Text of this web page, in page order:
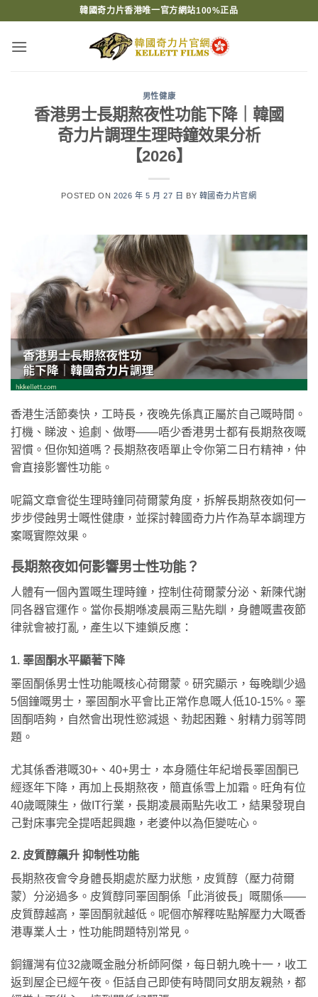
content
韓國奇力片香港唯一官方網站100%正品
男性健康
香港男士長期熬夜性功能下降｜韓國
奇力片調理生理時鐘效果分析
【2026】
POSTED ON2026 年 5 月 27 日 BY 韓國奇力片官網
香港生活節奏快，工時長，夜晚先係真正屬於自己嘅時間。
打機、睇波、追劇、做嘢——唔少香港男士都有長期熬夜嘅
習慣。但你知道嗎？長期熬夜唔單止令你第二日冇精神，仲
會直接影響性功能。
呢篇文章會從生理時鐘同荷爾蒙角度，拆解長期熬夜如何一
步步侵蝕男士嘅性健康，並探討韓國奇力片作為草本調理方
案嘅實際效果。
長期熬夜如何影響男士性功能？
人體有一個內置嘅生理時鐘，控制住荷爾蒙分泌、新陳代謝
同各器官運作。當你長期喺凌晨兩三點先瞓，身體嘅晝夜節
律就會被打亂，產生以下連鎖反應：
1. 睪固酮水平顯著下降
睪固酮係男士性功能嘅核心荷爾蒙。研究顯示，每晚瞓少過
5個鐘嘅男士，睪固酮水平會比正常作息嘅人低10-15%。睪
固酮唔夠，自然會出現性慾減退、勃起困難、射精力弱等問
題。
尤其係香港嘅30+、40+男士，本身隨住年紀增長睪固酮已
經逐年下降，再加上長期熬夜，簡直係雪上加霜。旺角有位
40歲嘅陳生，做IT行業，長期凌晨兩點先收工，結果發現自
己對床事完全提唔起興趣，老婆仲以為佢變咗心。
2. 皮質醇飆升 抑制性功能
長期熬夜會令身體長期處於壓力狀態，皮質醇（壓力荷爾
蒙）分泌過多。皮質醇同睪固酮係「此消彼長」嘅關係——
皮質醇越高，睪固酮就越低。呢個亦解釋咗點解壓力大嘅香
港專業人士，性功能問題特別常見。
銅鑼灣有位32歲嘅金融分析師阿傑，每日朝九晚十一，收工
返到屋企已經午夜。佢話自己即使有時間同女朋友親熱，都